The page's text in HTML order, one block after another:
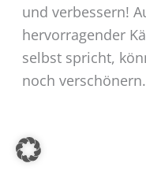
und verbessern!
hervorragender
selbst spricht,
noch verschönern.